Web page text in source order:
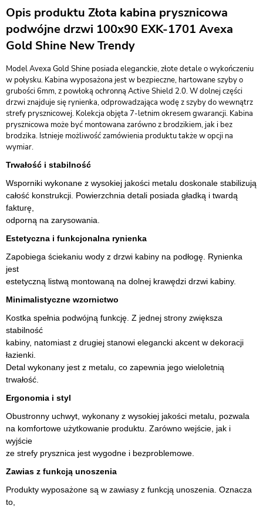
Opis produktu Złota kabina prysznicowa
podwójne drzwi 100x90 EXK-1701 Avexa
Gold Shine New Trendy
Model Avexa Gold Shine posiada eleganckie, złote detale o wykończeniu
w połysku. Kabina wyposażona jest w bezpieczne, hartowane szyby o
grubości 6mm, z powłoką ochronną Active Shield 2.0. W dolnej części
drzwi znajduje się rynienka, odprowadzająca wodę z szyby do wewnątrz
strefy prysznicowej. Kolekcja objęta 7-letnim okresem gwarancji. Kabina
prysznicowa może być montowana zarówno z brodzikiem, jak i bez
brodzika. Istnieje możliwość zamówienia produktu także w opcji na
wymiar.
Trwałość i stabilność
Wsporniki wykonane z wysokiej jakości metalu doskonale stabilizują
całość konstrukcji. Powierzchnia detali posiada gładką i twardą
fakturę,
odporną na zarysowania.
Estetyczna i funkcjonalna rynienka
Zapobiega ściekaniu wody z drzwi kabiny na podłogę. Rynienka
jest
estetyczną listwą montowaną na dolnej krawędzi drzwi kabiny.
Minimalistyczne wzornictwo
Kostka spełnia podwójną funkcję. Z jednej strony zwiększa
stabilność
kabiny, natomiast z drugiej stanowi elegancki akcent w dekoracji
łazienki.
Detal wykonany jest z metalu, co zapewnia jego wieloletnią
trwałość.
Ergonomia i styl
Obustronny uchwyt, wykonany z wysokiej jakości metalu, pozwala
na komfortowe użytkowanie produktu. Zarówno wejście, jak i
wyjście
ze strefy prysznica jest wygodne i bezproblemowe.
Zawias z funkcją unoszenia
Produkty wyposażone są w zawiasy z funkcją unoszenia. Oznacza
to,